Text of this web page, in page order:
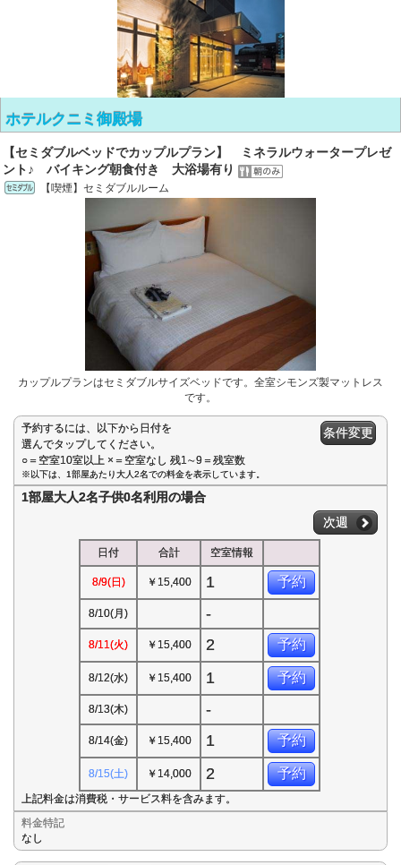
ホテルクニミ御殿場
【セミダブルベッドでカップルプラン】 ミネラルウォータープレゼ
ント♪ バイキング朝食付き 大浴場有り
【喫煙】セミダブルルーム
カップルプランはセミダブルサイズベッドです。全室シモンズ製マットレス
です。
予約するには、以下から日付を
選んでタップしてください。
○＝空室10室以上 ×＝空室なし 残1∼9＝残室数
条件変更
※以下は、1部屋あたり大人2名での料金を表示しています。
1部屋大人2名子供0名利用の場合
次週
日付 合計 空室情報
8/9(日) ￥15,400 1 予約
8/10(月) -
8/11(火) ￥15,400 2 予約
8/12(水) ￥15,400 1 予約
8/13(木) -
8/14(金) ￥15,400 1 予約
8/15(土) ￥14,000 2 予約
上記料金は消費税・サービス料を含みます。
料金特記
なし